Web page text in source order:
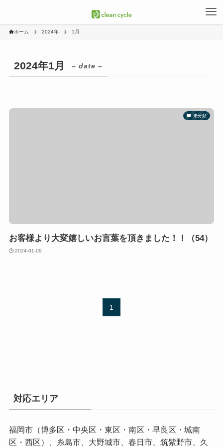
ホーム 2024年 1月
2024年1月 – date –
未分類
お客様より大変嬉しいお言葉を頂きました！！（54）
2024-01-09
1
対応エリア
福岡市（博多区・中央区・東区・南区・早良区・城南
区・西区）、糸島市、大野城市、春日市、筑紫野市、久